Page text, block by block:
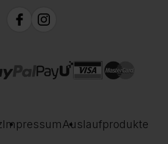
ImpressumAuslaufprodukte